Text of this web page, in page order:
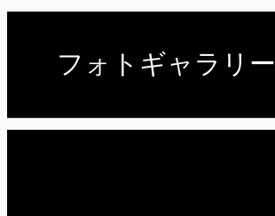
フォトギャラリー